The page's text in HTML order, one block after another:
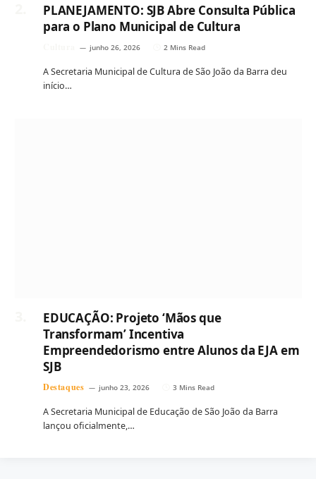
PLANEJAMENTO: SJB Abre Consulta Pública
para o Plano Municipal de Cultura
junho 26, 2026 2 Mins Read
A Secretaria Municipal de Cultura de São João da Barra deu
início…
EDUCAÇÃO: Projeto ‘Mãos que
Transformam’ Incentiva
Empreendedorismo entre Alunos da EJA em
SJB
Destaques junho 23, 2026 3 Mins Read
A Secretaria Municipal de Educação de São João da Barra
lançou oficialmente,…